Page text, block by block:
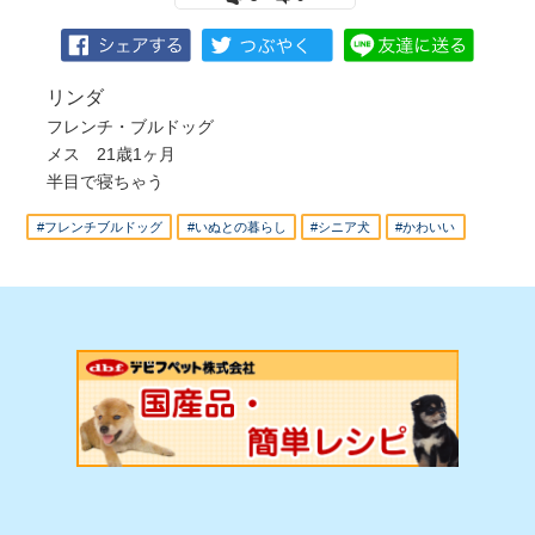
リンダ
フレンチ・ブルドッグ
メス 21歳1ヶ月
半目で寝ちゃう
#フレンチブルドッグ #いぬとの暮らし #シニア犬 #かわいい